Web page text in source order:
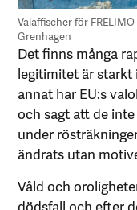
Valaffischer för
Grenhagen
Det finns många
legitimitet är starkt
annat har EU:s
och sagt att de
under
ändrats utan
Våld och
dödsfall och efter